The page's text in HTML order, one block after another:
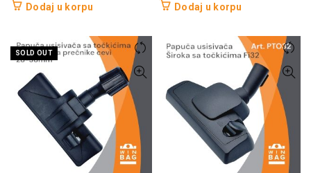
Dodaj u korpu Dodaj u korpu
SOLD OUT